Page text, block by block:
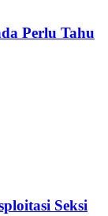
Perlu Tahu
Seksi